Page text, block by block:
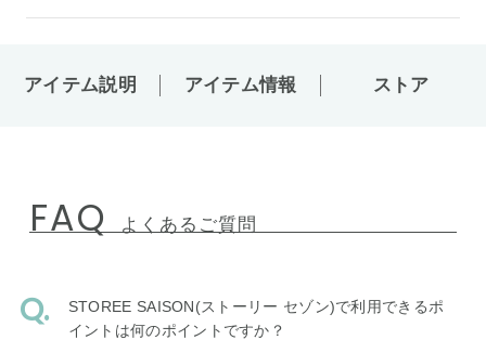
アイテム説明 アイテム情報 ストア
FAQ よくあるご質問
STOREE SAISON(ストーリー セゾン)で利用できるポ
イントは何のポイントですか？